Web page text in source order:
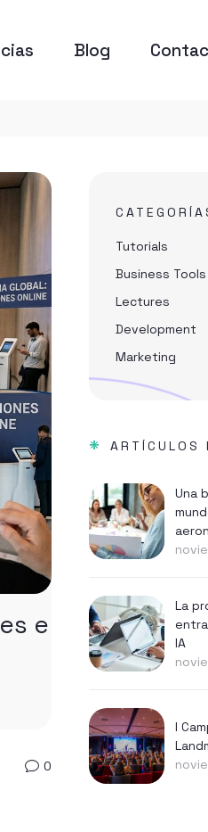
Blog
e
v 0
Tutorials
Business Tools
Lectures
Development
Marketing
* ARTÍCULOS
Una
La
IA
I